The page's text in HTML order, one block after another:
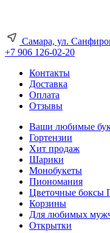
Самара, ул.
+7 906 126-02-20
Контакты
Доставка
Оплата
Отзывы
Ваши любимые
Гортензии
Хит продаж
Шарики
Монобукеты
Пиономания
Цветочные боксы
Корзины
Для любимых
Открытки